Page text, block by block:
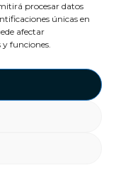
procesar datos
únicas en
afectar
funciones.